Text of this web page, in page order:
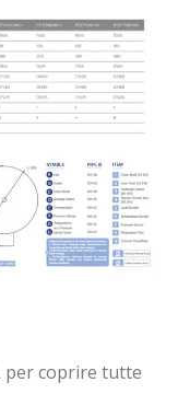
per coprire tutte